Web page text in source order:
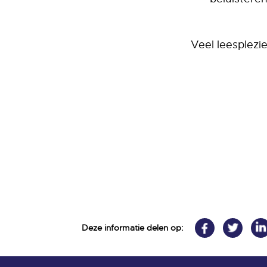
Veel
Deze informatie delen op: